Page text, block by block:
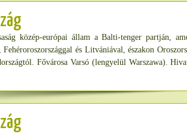
közép-európai állam a Balti-tenger partján,
és Litvániával, északon
Fővárosa Varsó (lengyelül Warszawa).